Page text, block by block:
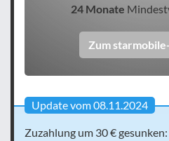
24 Monate
Zum
Update vom 08.11.2024
Zuzahlung um 30 €